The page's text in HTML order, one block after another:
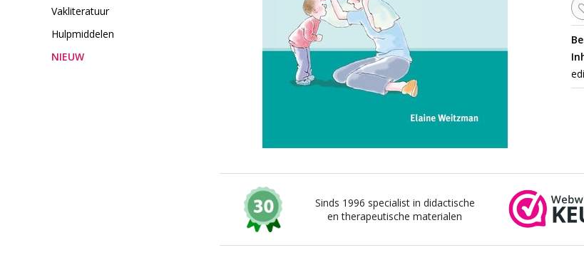
Vakliteratuur
Hulpmiddelen
NIEUW
Sinds 1996 specialist in didactische
en therapeutische materialen